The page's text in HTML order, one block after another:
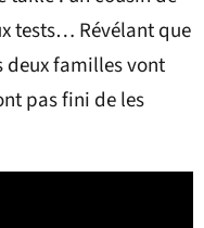
tests… Révélant que
deux familles vont
pas fini de les